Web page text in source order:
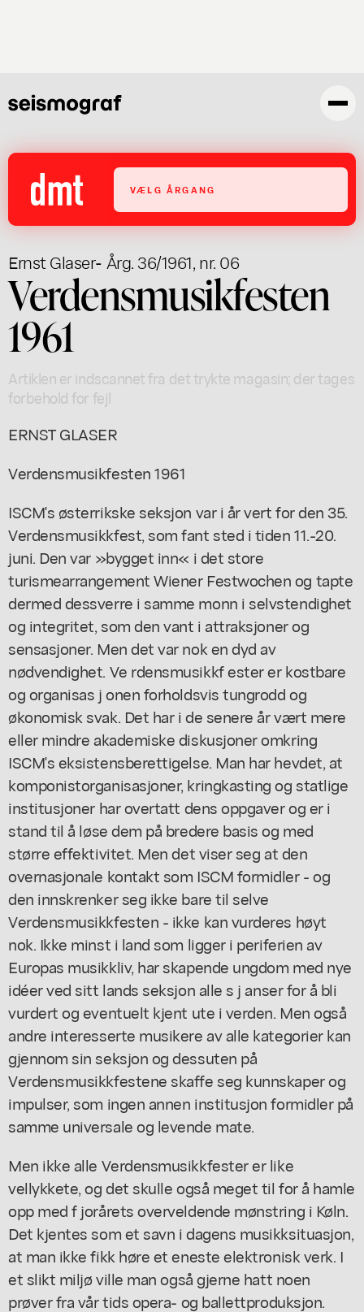
VÆLG ÅRGANG
Ernst Glaser- Årg. 36/1961, nr. 06
Verdensmusikfesten
1961
Artiklen er indscannet fra det trykte magasin; der tages
forbehold for fejl
ERNST GLASER
Verdensmusikfesten 1961
ISCM's østerrikske seksjon var i år vert for den 35.
Verdensmusikkfest, som fant sted i tiden 11.-20.
juni. Den var »bygget inn« i det store
turismearrangement Wiener Festwochen og tapte
dermed dessverre i samme monn i selvstendighet
og integritet, som den vant i attraksjoner og
sensasjoner. Men det var nok en dyd av
nødvendighet. Ve rdensmusikkf ester er kostbare
og organisas j onen forholdsvis tungrodd og
økonomisk svak. Det har i de senere år vært mere
eller mindre akademiske diskusjoner omkring
ISCM's eksistensberettigelse. Man har hevdet, at
komponistorganisasjoner, kringkasting og statlige
institusjoner har overtatt dens oppgaver og er i
stand til å løse dem på bredere basis og med
større effektivitet. Men det viser seg at den
overnasjonale kontakt som ISCM formidler - og
den innskrenker seg ikke bare til selve
Verdensmusikkfesten - ikke kan vurderes høyt
nok. Ikke minst i land som ligger i periferien av
Europas musikkliv, har skapende ungdom med nye
idéer ved sitt lands seksjon alle s j anser for å bli
vurdert og eventuelt kjent ute i verden. Men også
andre interesserte musikere av alle kategorier kan
gjennom sin seksjon og dessuten på
Verdensmusikkfestene skaffe seg kunnskaper og
impulser, som ingen annen institusjon formidler på
samme universale og levende mate.
Men ikke alle Verdensmusikkfester er like
vellykkete, og det skulle også meget til for å hamle
opp med f jorårets overveldende mønstring i Køln.
Det kjentes som et savn i dagens musikksituasjon,
at man ikke fikk høre et eneste elektronisk verk. I
et slikt miljø ville man også gjerne hatt noen
prøver fra vår tids opera- og ballettproduksjon.